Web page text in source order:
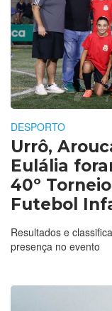
DESPORTO
Urrô,
Eulália
40º
Futebol
Resultados e
presença no evento